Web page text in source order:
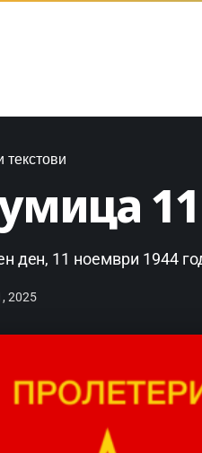
текстови
ден, 11 ноември 1944
2025